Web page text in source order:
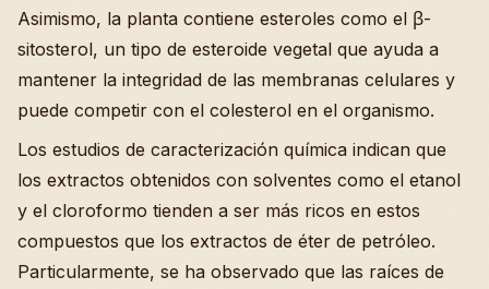
Asimismo, la planta contiene esteroles como el β-
sitosterol, un tipo de esteroide vegetal que ayuda a
mantener la integridad de las membranas celulares y
puede competir con el colesterol en el organismo.
Los estudios de caracterización química indican que
los extractos obtenidos con solventes como el etanol
y el cloroformo tienden a ser más ricos en estos
compuestos que los extractos de éter de petróleo.
Particularmente, se ha observado que las raíces de